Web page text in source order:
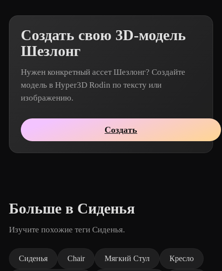
Создать свою 3D-модель
Шезлонг
Нужен конкретный ассет Шезлонг? Создайте
модель в Hyper3D Rodin по тексту или
изображению.
Создать
Больше в Сиденья
Изучите похожие теги Сиденья.
Сиденья Chair Мягкий Стул Кресло